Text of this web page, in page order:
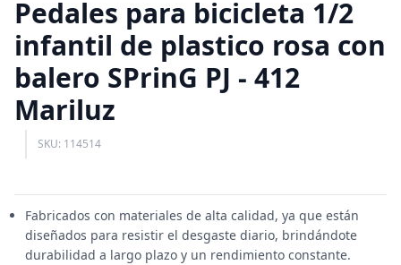
Pedales para bicicleta 1/2
infantil de plastico rosa con
balero SPrinG PJ - 412
Mariluz
SKU: 114514
Fabricados con materiales de alta calidad, ya que están
diseñados para resistir el desgaste diario, brindándote
durabilidad a largo plazo y un rendimiento constante.